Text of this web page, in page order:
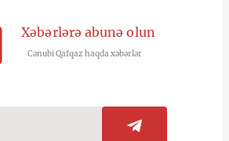
Xəbərlərə abunə olun
Cənubi Qafqaz haqda xəbərlər